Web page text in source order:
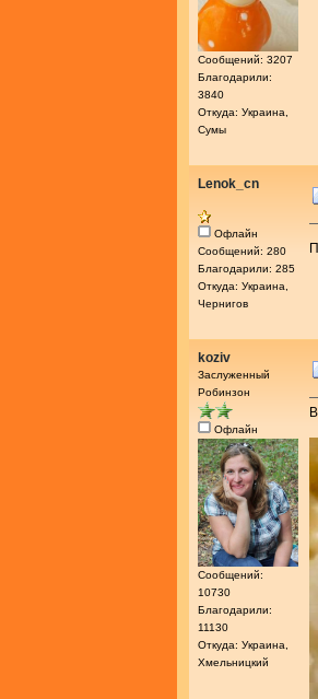
Сообщений: 3207
Благодарили:
3840
Откуда: Украина,
Сумы
Lenok_cn
Офлайн
Сообщений: 280
Благодарили: 285
Откуда: Украина,
Чернигов
koziv
Заслуженный
Робинзон
Офлайн
Сообщений:
10730
Благодарили:
11130
Откуда: Украина,
Хмельницкий